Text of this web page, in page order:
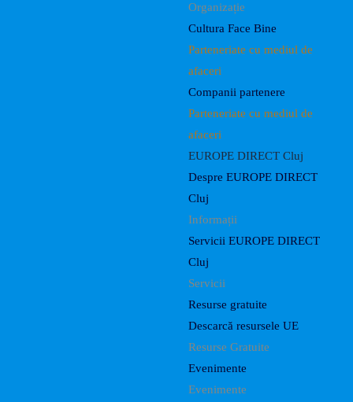
Organizație
Cultura Face Bine
Parteneriate cu mediul de
afaceri
Companii partenere
Parteneriate cu mediul de
afaceri
EUROPE DIRECT Cluj
Despre EUROPE DIRECT
Cluj
Informații
Servicii EUROPE DIRECT
Cluj
Servicii
Resurse gratuite
Descarcă resursele UE
Resurse Gratuite
Evenimente
Evenimente